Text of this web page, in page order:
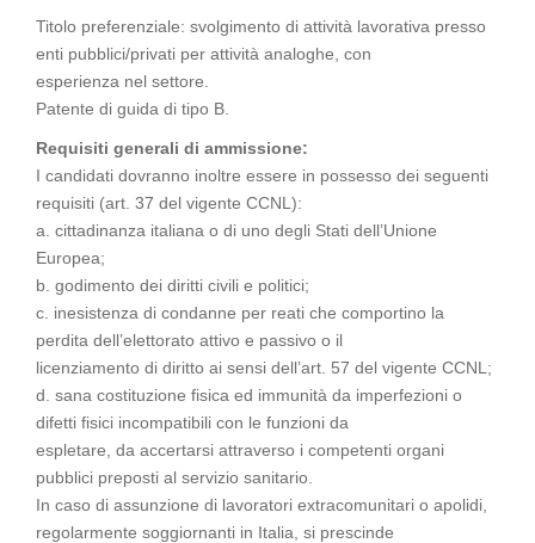
Titolo preferenziale: svolgimento di attività lavorativa presso
enti pubblici/privati per attività analoghe, con
esperienza nel settore.
Patente di guida di tipo B.
Requisiti generali di ammissione:
I candidati dovranno inoltre essere in possesso dei seguenti
requisiti (art. 37 del vigente CCNL):
a. cittadinanza italiana o di uno degli Stati dell’Unione
Europea;
b. godimento dei diritti civili e politici;
c. inesistenza di condanne per reati che comportino la
perdita dell’elettorato attivo e passivo o il
licenziamento di diritto ai sensi dell’art. 57 del vigente CCNL;
d. sana costituzione fisica ed immunità da imperfezioni o
difetti fisici incompatibili con le funzioni da
espletare, da accertarsi attraverso i competenti organi
pubblici preposti al servizio sanitario.
In caso di assunzione di lavoratori extracomunitari o apolidi,
regolarmente soggiornanti in Italia, si prescinde